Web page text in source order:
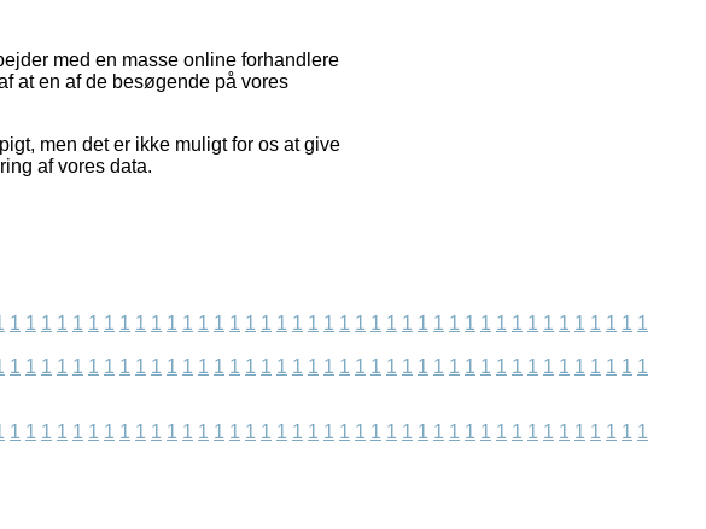
med en masse online forhandlere
at en af de besøgende på vores
men det er ikke muligt for os at give
af vores data.
1 1 1 1 1 1 1 1 1 1 1 1 1 1 1 1 1 1 1 1 1 1 1 1 1 1 1 1 1 1 1 1 1 1 1 1 1 1 1 1 1
1 1 1 1 1 1 1 1 1 1 1 1 1 1 1 1 1 1 1 1 1 1 1 1 1 1 1 1 1 1 1 1 1 1 1 1 1 1 1 1 1
1 1 1 1 1 1 1 1 1 1 1 1 1 1 1 1 1 1 1 1 1 1 1 1 1 1 1 1 1 1 1 1 1 1 1 1 1 1 1 1 1